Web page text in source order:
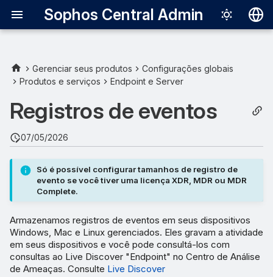
Sophos Central Admin
English
Français
한국어
中文（繁體）
Gerenciar seus produtos
Configurações globais
Produtos e serviços
Endpoint e Server
Registros de eventos
07/05/2026
Só é possível configurar tamanhos de registro de
evento se você tiver uma licença XDR, MDR ou MDR
Complete.
Armazenamos registros de eventos em seus dispositivos
Windows, Mac e Linux gerenciados. Eles gravam a atividade
em seus dispositivos e você pode consultá-los com
consultas ao Live Discover "Endpoint" no Centro de Análise
de Ameaças. Consulte Live Discover